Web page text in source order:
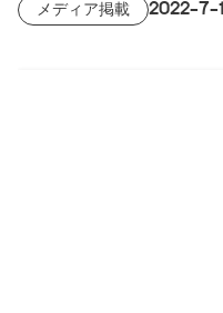
メディア掲載 2022-7-1